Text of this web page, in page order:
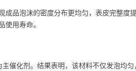
品泡沫的密度分布更均匀，表皮完整度
使用寿命。
催化剂。结果表明，该材料不仅发泡均